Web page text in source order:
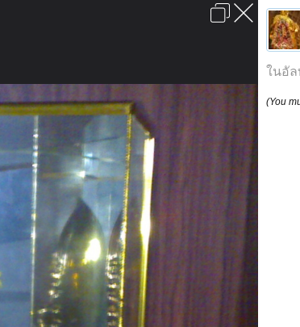
นทนา
ลงโฆษณา ติดต่อ
ในอัล
(You